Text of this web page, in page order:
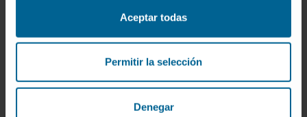
Aceptar todas
Permitir la selección
Denegar
CONOZCA EL CANCER CENTER
Por qué un Cancer Center
Nuestros profesionales
Responsabilidad social corporativa